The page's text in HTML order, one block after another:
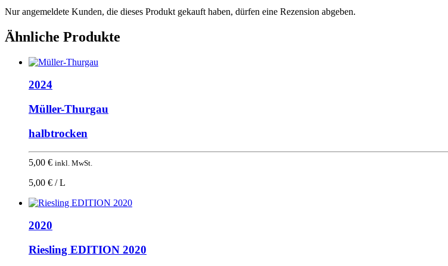
Nur angemeldete Kunden, die dieses Produkt gekauft haben, dürfen eine Rezension abgeben.
Ähnliche Produkte
2024
Müller-Thurgau
halbtrocken
5,00 € inkl. MwSt.
5,00 € / L
2020
Riesling EDITION 2020